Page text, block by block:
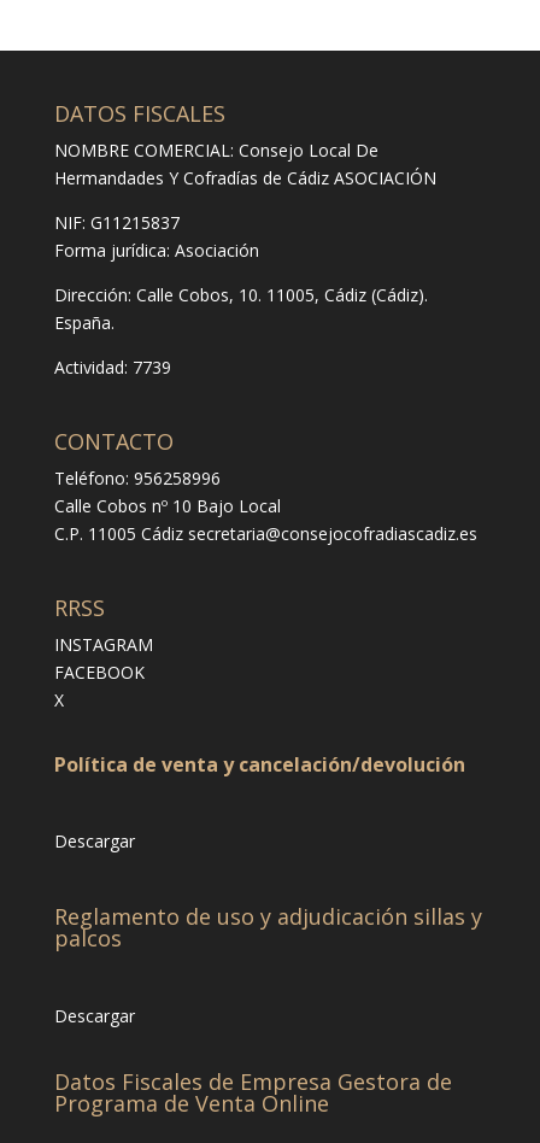
DATOS FISCALES
NOMBRE COMERCIAL: Consejo Local De
Hermandades Y Cofradías de Cádiz ASOCIACIÓN
NIF: G11215837
Forma jurídica: Asociación
Dirección: Calle Cobos, 10. 11005, Cádiz (Cádiz).
España.
Actividad: 7739
CONTACTO
Teléfono: 956258996
Calle Cobos nº 10 Bajo Local
C.P. 11005 Cádiz secretaria@consejocofradiascadiz.es
RRSS
INSTAGRAM
FACEBOOK
X
Política de venta y cancelación/devolución
Descargar
Reglamento de uso y adjudicación sillas y
palcos
Descargar
Datos Fiscales de Empresa Gestora de
Programa de Venta Online